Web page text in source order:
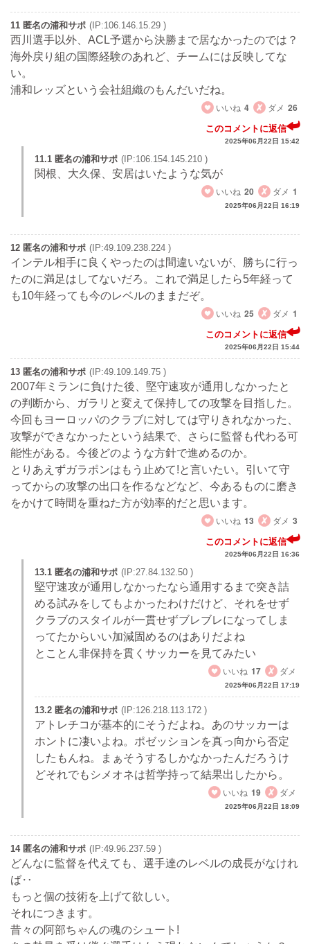
11 匿名の浦和サポ (IP:106.146.15.29 )
西川選手以外、ACL予選から決勝まで居なかったのでは？
海外戻り組の国際経験のあれど、チームには反映してな
い。
浦和レッズという会社組織のもんだいだね。
いいね 4 ダメ 26
このコメントに返信
2025年06月22日 15:42
11.1 匿名の浦和サポ (IP:106.154.145.210 )
関根、大久保、安居はいたような気が
いいね 20 ダメ 1
2025年06月22日 16:19
12 匿名の浦和サポ (IP:49.109.238.224 )
インテル相手に良くやったのは間違いないが、勝ちに行っ
たのに満足はしてないだろ。これで満足したら5年経って
も10年経っても今のレベルのままだぞ。
いいね 25 ダメ 1
このコメントに返信
2025年06月22日 15:44
13 匿名の浦和サポ (IP:49.109.149.75 )
2007年ミランに負けた後、堅守速攻が通用しなかったと
の判断から、ガラリと変えて保持しての攻撃を目指した。
今回もヨーロッパのクラブに対しては守りきれなかった、
攻撃ができなかったという結果で、さらに監督も代わる可
能性がある。今後どのような方針で進めるのか。
とりあえずガラポンはもう止めて!と言いたい。引いて守
ってからの攻撃の出口を作るなどなど、今あるものに磨き
をかけて時間を重ねた方が効率的だと思います。
いいね 13 ダメ 3
このコメントに返信
2025年06月22日 16:36
13.1 匿名の浦和サポ (IP:27.84.132.50 )
堅守速攻が通用しなかったなら通用するまで突き詰
める試みをしてもよかったわけだけど、それをせず
クラブのスタイルが一貫せずブレブレになってしま
ってたからいい加減固めるのはありだよね
とことん非保持を貫くサッカーを見てみたい
いいね 17 ダメ
2025年06月22日 17:19
13.2 匿名の浦和サポ (IP:126.218.113.172 )
アトレチコが基本的にそうだよね。あのサッカーは
ホントに凄いよね。ポゼッションを真っ向から否定
したもんね。まぁそうするしかなかったんだろうけ
どそれでもシメオネは哲学持って結果出したから。
いいね 19 ダメ
2025年06月22日 18:09
14 匿名の浦和サポ (IP:49.96.237.59 )
どんなに監督を代えても、選手達のレベルの成長がなけれ
ば‥
もっと個の技術を上げて欲しい。
それにつきます。
昔々の阿部ちゃんの魂のシュート!